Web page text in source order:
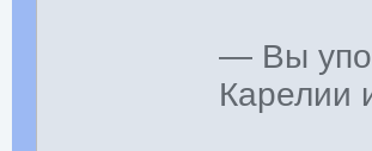
— Вы
Карелии